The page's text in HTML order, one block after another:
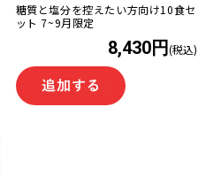
糖質と塩分を控えたい方向け10食セ
ット 7~9月限定
8,430円(税込)